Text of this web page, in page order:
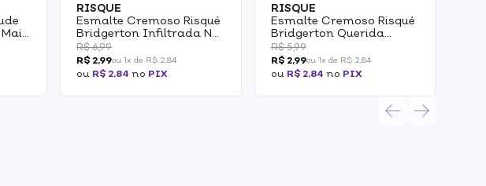
RISQUE
Esmalte Cremoso Risqué
Bridgerton Infiltrada No
Baile 8ml
R$ 6,99
R$ 2,99ou 1x de R$ 2,84
ou R$ 2,84 no PIX
RISQUE
Esmalte Cremoso Risqué
Bridgerton Querida
Leitora 8ml
R$ 5,99
R$ 2,99ou 1x de R$ 2,84
ou R$ 2,84 no PIX